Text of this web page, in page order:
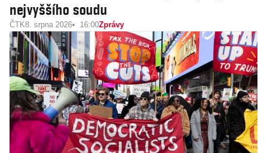
nejvyššího soudu
ČTK8. srpna 2026 16:00Zprávy